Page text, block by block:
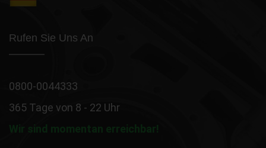
Rufen Sie Uns An
0800-0044333
365 Tage von 8 - 22 Uhr
Wir sind momentan erreichbar!